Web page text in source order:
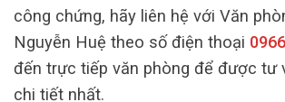
công chứng, hãy liên hệ với Văn
Nguyễn Huệ theo số điện thoại
đến trực tiếp văn phòng để được tư
chi tiết nhất.